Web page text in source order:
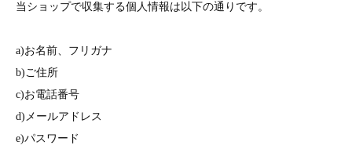
当ショップで収集する個人情報は以下の通りです。
a)お名前、フリガナ
b)ご住所
c)お電話番号
d)メールアドレス
e)パスワード